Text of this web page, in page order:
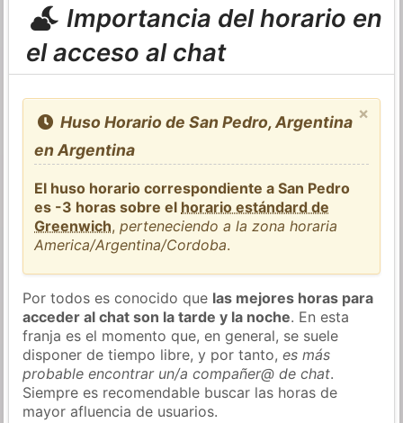
Importancia del horario en
el acceso al chat
×
Huso Horario de San Pedro, Argentina
en Argentina
El huso horario correspondiente a San Pedro
es -3 horas sobre el horario estándard de
Greenwich,perteneciendo a la zona horaria
America/Argentina/Cordoba.
Por todos es conocido que las mejores horas para
acceder al chat son la tarde y la noche. En esta
franja es el momento que, en general, se suele
disponer de tiempo libre, y por tanto,es más
probable encontrar un/a compañer@ de chat.
Siempre es recomendable buscar las horas de
mayor afluencia de usuarios.